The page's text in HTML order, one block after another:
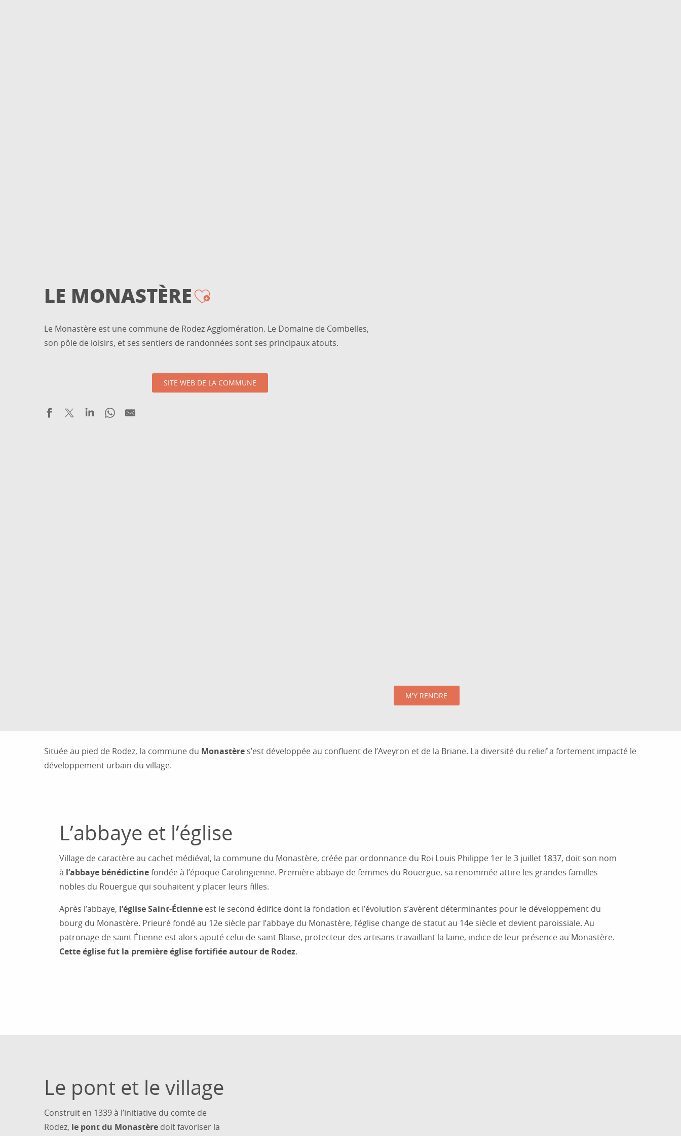
LE MONASTÈRE
Ajouter aux favoris
Le Monastère est une commune de Rodez Agglomération. Le Domaine de Combelles,
son pôle de loisirs, et ses sentiers de randonnées sont ses principaux atouts.
SITE WEB DE LA COMMUNE
M'Y RENDRE
Située au pied de Rodez, la commune du Monastère s’est développée au confluent de l’Aveyron et de la Briane. La diversité du relief a fortement impacté le
développement urbain du village.
L’abbaye et l’église
Village de caractère au cachet médiéval, la commune du Monastère, créée par ordonnance du Roi Louis Philippe 1er le 3 juillet 1837, doit son nom
à l’abbaye bénédictinefondée à l’époque Carolingienne. Première abbaye de femmes du Rouergue, sa renommée attire les grandes familles
nobles du Rouergue qui souhaitent y placer leurs filles.
Après l’abbaye, l’église Saint-Étienne est le second édifice dont la fondation et l’évolution s’avèrent déterminantes pour le développement du
bourg du Monastère. Prieuré fondé au 12e siècle par l’abbaye du Monastère, l’église change de statut au 14e siècle et devient paroissiale. Au
patronage de saint Étienne est alors ajouté celui de saint Blaise, protecteur des artisans travaillant la laine, indice de leur présence au Monastère.
Cette église fut la première église fortifiée autour de Rodez.
Le pont et le village
Construit en 1339 à l’initiative du comte de
Rodez, le pont du Monastère doit favoriser la